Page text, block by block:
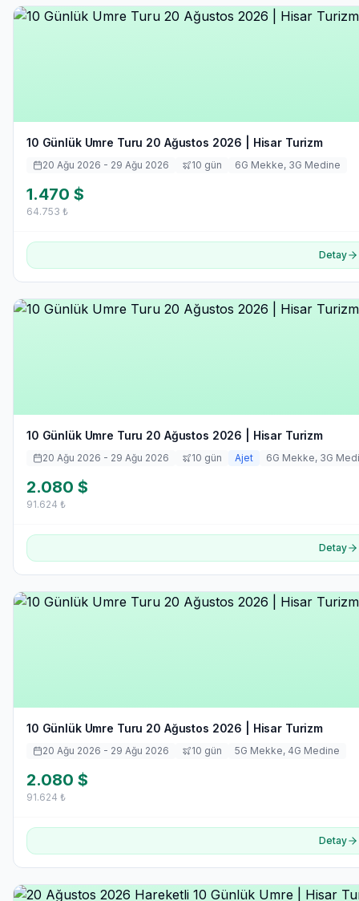
10 Günlük Umre Turu 20 Ağustos 2026 | Hisar Turizm
20 Ağu 2026 - 29 Ağu 2026 10 gün 6G Mekke, 3G Medine
1.470 $
64.753 ₺
Detay
10 Günlük Umre Turu 20 Ağustos 2026 | Hisar Turizm
20 Ağu 2026 - 29 Ağu 2026 10 gün Ajet 6G Mekke, 3G
2.080 $
91.624 ₺
Detay
10 Günlük Umre Turu 20 Ağustos 2026 | Hisar Turizm
20 Ağu 2026 - 29 Ağu 2026 10 gün 5G Mekke, 4G Medine
2.080 $
91.624 ₺
Detay